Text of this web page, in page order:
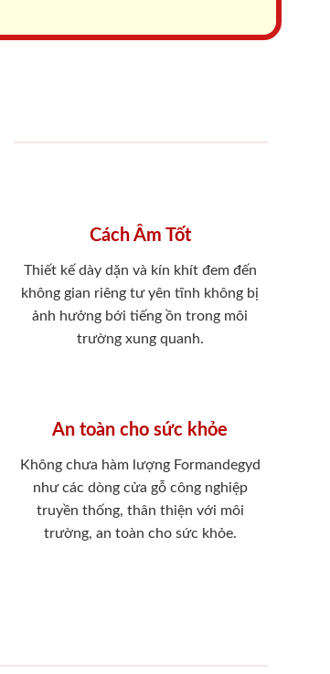
Cách Âm Tốt
Thiết kế dày dặn và kín khít đem đến
không gian riêng tư yên tĩnh không bị
ảnh hưởng bới tiếng ồn trong môi
trường xung quanh.
An toàn cho sức khỏe
Không chưa hàm lượng Formandegyd
như các dòng cửa gỗ công nghiệp
truyền thống, thân thiện với môi
trường, an toàn cho sức khỏe.